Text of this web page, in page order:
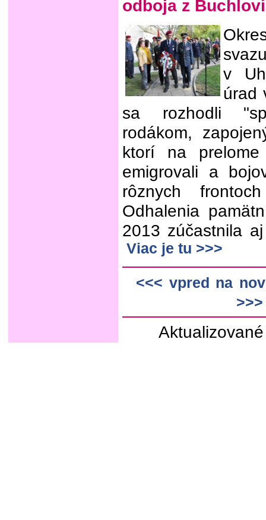
odboja z
v
úrad
sa rozhodli
rodákom,
ktorí na
emigrovali a
rôznych
Odhalenia
2013 zúčastnila
Viac je tu >>>
<<< vpred na